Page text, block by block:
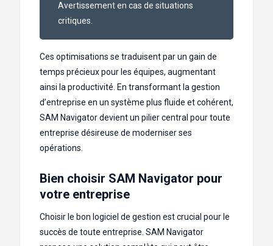
Avertissement en cas de situations
critiques.
Ces optimisations se traduisent par un gain de
temps précieux pour les équipes, augmentant
ainsi la productivité. En transformant la gestion
d’entreprise en un système plus fluide et cohérent,
SAM Navigator devient un pilier central pour toute
entreprise désireuse de moderniser ses
opérations.
Bien choisir SAM Navigator pour
votre entreprise
Choisir le bon logiciel de gestion est crucial pour le
succès de toute entreprise. SAM Navigator